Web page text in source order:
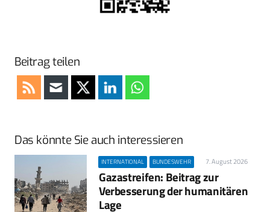
Beitrag teilen
Das könnte Sie auch interessieren
INTERNATIONAL BUNDESWEHR 7. August 2026
Gazastreifen: Beitrag zur
Verbesserung der humanitären
Lage